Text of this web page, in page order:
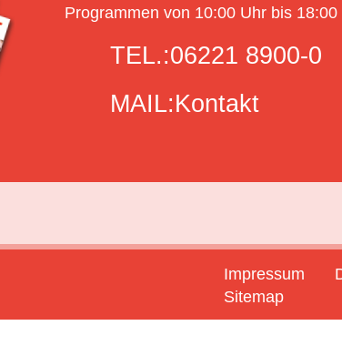
Programmen von 10:00 Uhr bis 18:00
TEL.:06221 8900-0
MAIL:Kontakt
Impressum
Sitemap